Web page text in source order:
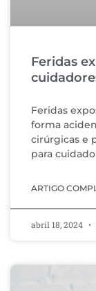
Feridas
Feridas
forma
cirúrgicas e
para
ARTIGO
abril 18, 2024